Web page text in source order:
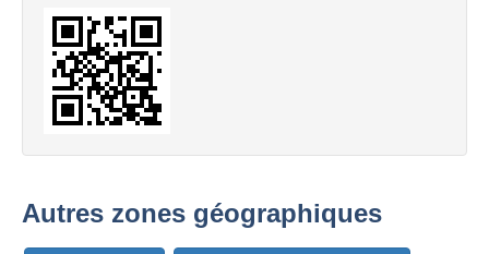
Autres zones géographiques